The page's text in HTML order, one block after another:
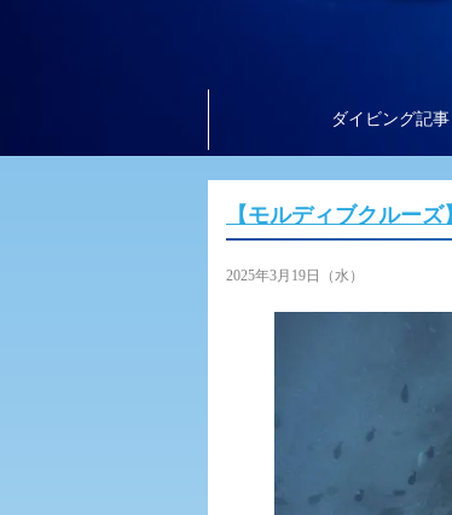
ダイビング記
【モルディブクルー
2025年3月19日（水）